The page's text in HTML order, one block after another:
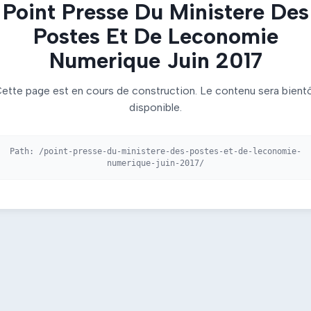
Point Presse Du Ministere Des
Postes Et De Leconomie
Numerique Juin 2017
page est en cours de construction. Le contenu sera
disponible.
Path: /point-presse-du-ministere-des-postes-et-de-leconomie-
numerique-juin-2017/